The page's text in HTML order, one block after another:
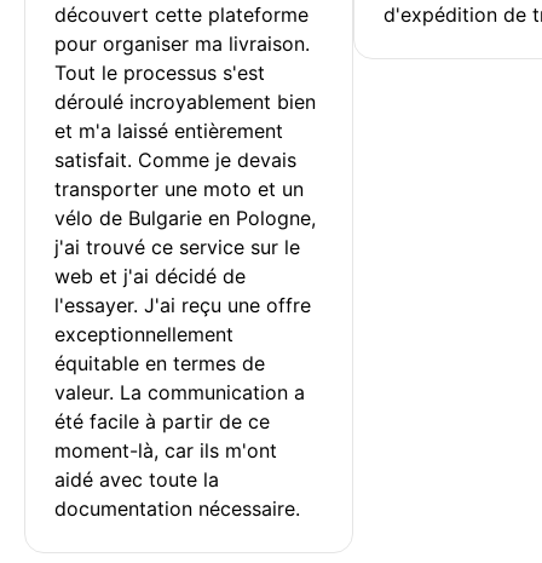
découvert cette plateforme
pour organiser ma livraison.
Tout le processus s'est
déroulé incroyablement bien
et m'a laissé entièrement
satisfait. Comme je devais
transporter une moto et un
vélo de Bulgarie en Pologne,
j'ai trouvé ce service sur le
web et j'ai décidé de
l'essayer. J'ai reçu une offre
exceptionnellement
équitable en termes de
valeur. La communication a
été facile à partir de ce
moment-là, car ils m'ont
aidé avec toute la
documentation nécessaire.
d'expédition de